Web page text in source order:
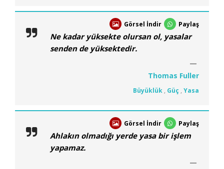
Görsel İndir Paylaş
Ne kadar yüksekte olursan ol, yasalar
senden de yüksektedir.
Thomas Fuller
Büyüklük , Güç , Yasa
Görsel İndir Paylaş
Ahlakın olmadığı yerde yasa bir işlem
yapamaz.